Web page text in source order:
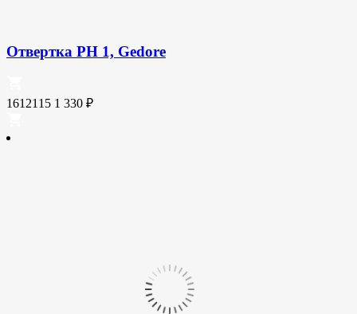
Отвертка PH 1, Gedore
1612115 1 330 ₽